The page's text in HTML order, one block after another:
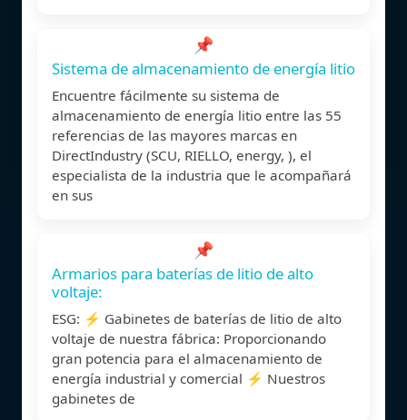
📌
Sistema de almacenamiento de energía litio
Encuentre fácilmente su sistema de
almacenamiento de energía litio entre las 55
referencias de las mayores marcas en
DirectIndustry (SCU, RIELLO, energy, ), el
especialista de la industria que le acompañará
en sus
📌
Armarios para baterías de litio de alto
voltaje:
ESG: ⚡ Gabinetes de baterías de litio de alto
voltaje de nuestra fábrica: Proporcionando
gran potencia para el almacenamiento de
energía industrial y comercial ⚡ Nuestros
gabinetes de